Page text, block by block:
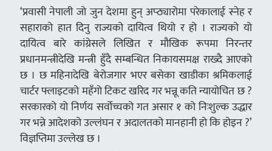
‘प्रवासी नेपाली जो जुन देशमा हुन् अप्ठ्यारोमा परेकालाई स्नेह र
सहाराको हात दिनु राज्यको दायित्व थियो र हो । राज्यको यो
दायित्व बारे कांग्रेसले लिखित र मौखिक रूपमा निरन्तर
प्रधानमन्त्रीदेखि मन्त्री हुँदै सम्बन्धित निकायसमक्ष राख्दै आएको
छ । छ महिनादेखि बेरोजगार भएर बसेका खाडीका श्रमिकलाई
चार्टर फ्लाइटको महँगाे टिकट खरिद गर भन्नू कति न्यायोचित छ ?
सरकारको यो निर्णय सर्वोच्चको गत असार १ को निःशुल्क उद्धार
गर भन्ने आदेशको उल्लंघन र अदालतको मानहानी हो कि होइन ?’
विज्ञप्तिमा उल्लेख छ ।